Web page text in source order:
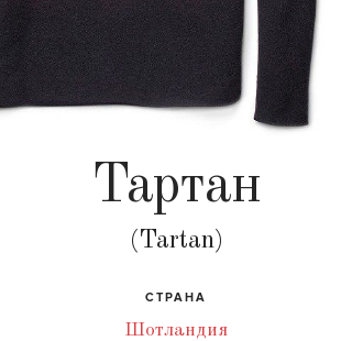
Тартан
(Tartan)
СТРАНА
Шотландия